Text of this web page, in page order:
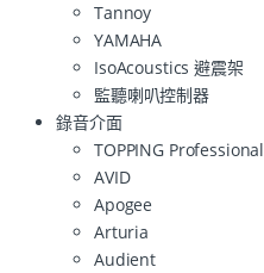
Tannoy
YAMAHA
IsoAcoustics 避震架
監聽喇叭控制器
錄音介面
TOPPING Professional
AVID
Apogee
Arturia
Audient